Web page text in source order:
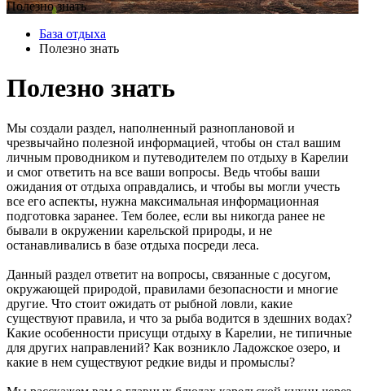
Полезно знать
База отдыха
Полезно знать
Полезно знать
Мы создали раздел, наполненный разноплановой и
чрезвычайно полезной информацией, чтобы он стал вашим
личным проводником и путеводителем по отдыху в Карелии
и смог ответить на все ваши вопросы. Ведь чтобы ваши
ожидания от отдыха оправдались, и чтобы вы могли учесть
все его аспекты, нужна максимальная информационная
подготовка заранее. Тем более, если вы никогда ранее не
бывали в окружении карельской природы, и не
останавливались в базе отдыха посреди леса.
Данный раздел ответит на вопросы, связанные с досугом,
окружающей природой, правилами безопасности и многие
другие. Что стоит ожидать от рыбной ловли, какие
существуют правила, и что за рыба водится в здешних водах?
Какие особенности присущи отдыху в Карелии, не типичные
для других направлений? Как возникло Ладожское озеро, и
какие в нем существуют редкие виды и промыслы?